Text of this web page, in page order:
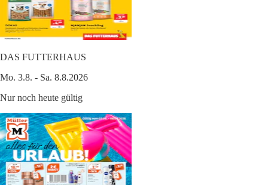
DAS FUTTERHAUS
Mo. 3.8. - Sa. 8.8.2026
Nur noch heute gültig